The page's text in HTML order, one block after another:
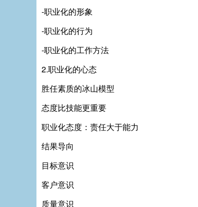
-职业化的形象
-职业化的行为
-职业化的工作方法
2.职业化的心态
胜任素质的冰山模型
态度比技能更重要
职业化态度：责任大于能力
结果导向
目标意识
客户意识
质量意识